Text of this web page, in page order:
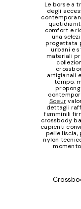
Le borse a
degli
comfort e
una
progettata
urbani e
materiali
artigianali
tempo,
Soeur
dettagli
femminili
crossbody
capienti
pelle liscia,
nylon